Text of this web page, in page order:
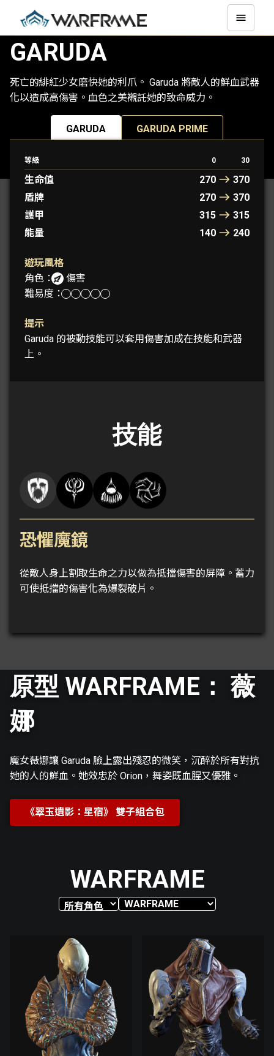
GARUDA
死亡的緋紅少女磨快她的利爪。 Garuda 將敵人的鮮血武器
化以造成高傷害。血色之美襯託她的致命威力。
GARUDA GARUDA PRIME
原型 WARFRAME： 薇娜
等級 0 30
生命值 270
370
盾牌
270
370
護甲
315
315
能量
140 240
遊玩風格
角色：
傷害
難易度：
提示
Garuda 的被動技能可以套用傷害加成在技能和武器
上。
技能
恐懼魔鏡
從敵人身上割取生命之力以做為抵擋傷害的屏障。蓄力
可使抵擋的傷害化為爆裂破片。
原型 WARFRAME： 薇
娜
魔女薇娜讓 Garuda 臉上露出殘忍的微笑，沉醉於所有對抗
她的人的鮮血。她效忠於 Orion，舞姿既血腥又優雅。
《翠玉遺影：星宿》 雙子組合包
WARFRAME